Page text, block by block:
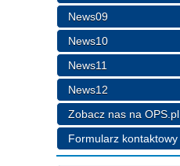
News09
News10
News11
News12
Zobacz nas na OPS.pl
Formularz kontaktowy